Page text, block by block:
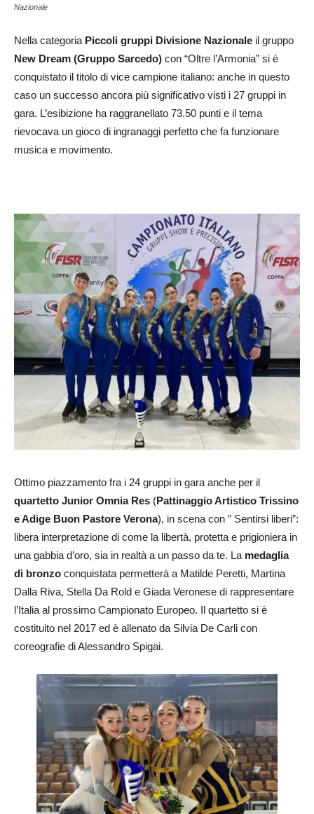
Nazionale
Nella categoria Piccoli gruppi Divisione Nazionale il gruppo
New Dream (Gruppo Sarcedo) con “Oltre l’Armonia” si è
conquistato il titolo di vice campione italiano: anche in questo
caso un successo ancora più significativo visti i 27 gruppi in
gara. L’esibizione ha raggranellato 73.50 punti e il tema
rievocava un gioco di ingranaggi perfetto che fa funzionare
musica e movimento.
Ottimo piazzamento fra i 24 gruppi in gara anche per il
quartetto Junior Omnia Res (Pattinaggio Artistico Trissino
e Adige Buon Pastore Verona), in scena con ” Sentirsi liberi”:
libera interpretazione di come la libertà, protetta e prigioniera in
una gabbia d’oro, sia in realtà a un passo da te. La medaglia
di bronzo conquistata permetterà a Matilde Peretti, Martina
Dalla Riva, Stella Da Rold e Giada Veronese di rappresentare
l’Italia al prossimo Campionato Europeo. Il quartetto si è
costituito nel 2017 ed è allenato da Silvia De Carli con
coreografie di Alessandro Spigai.